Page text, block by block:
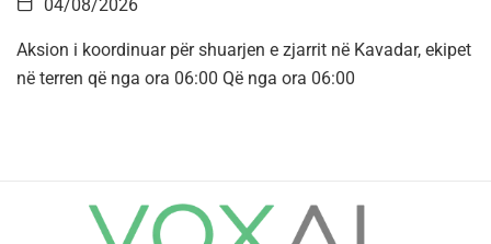
04/08/2026
Aksion i koordinuar për shuarjen e zjarrit në Kavadar, ekipet
në terren që nga ora 06:00 Që nga ora 06:00